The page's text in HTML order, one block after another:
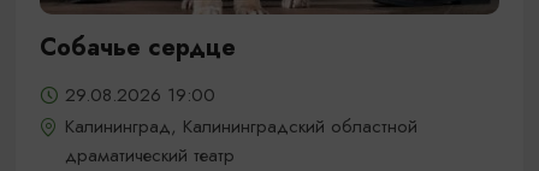
Собачье сердце
29.08.2026 19:00
Калининград, Калининградский областной
драматический театр